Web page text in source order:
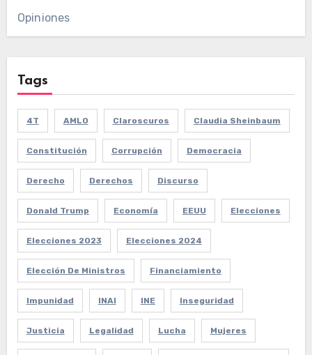
Opiniones
Tags
4T AMLO Claroscuros Claudia Sheinbaum
Constitución Corrupción Democracia
Derecho Derechos Discurso
Donald Trump Economía EEUU Elecciones
Elecciones 2023 Elecciones 2024
Elección De Ministros Financiamiento
Impunidad INAI INE Inseguridad
Justicia Legalidad Lucha Mujeres